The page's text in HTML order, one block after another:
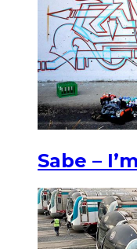
Sabe –